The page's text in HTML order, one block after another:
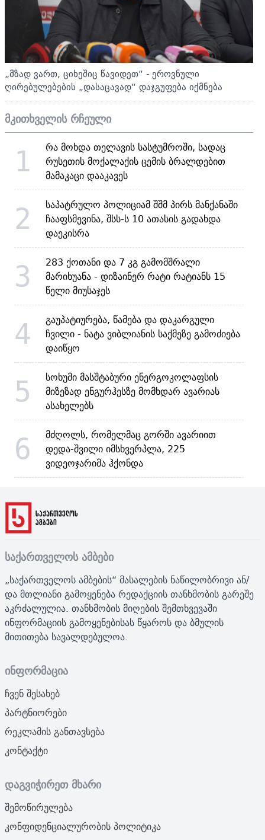
„მზად ვართ, ციხეშიც წავიდეთ“ - ეროვნული
ღირებულებების „დასაცავად“ დაჯგუფება იქმნება
მკითხველის რჩეული
1
რა მოხდა თელავის სასტუმროში, სადაც
რუსეთის მოქალაქის ცემის ბრალდებით
მამაკაცი დააკავეს
2
საპატრულო პოლიციამ შშმ პირს მანქანაში
ჩააფსმევინა, შსს-ს 10 ათასის გადახდა
დაეკისრა
3
283 ქოთანი და 7 კგ გამომშრალი
მარიხუანა - დიზაინერ რატი რატიანს 15
წელი მიუსაჯეს
4
გაუპატიურება, წამება და დაკარგული
ჩვილი - ნატა ვიბლიანის საქმეზე გამოძიება
დაიწყო
5
სოხუმი მასშტაბური ენერგოკოლაფსის
მიზეზად ენგურჰესზე მომხდარ ავარიას
ასახელებს
6
მძღოლს, რომელმაც გორში ავარიით
დედა-შვილი იმსხვერპლა, 225
ვიდეოჯარიმა ჰქონდა
საქართველოს ამბები
„საქართველოს ამბების“ მასალების ნაწილობრივი ან/
და მთლიანი გამოყენება რედაქციის თანხმობის გარეშე
აკრძალულია. თანხმობის მიღების შემთხვევაში
ინფორმაციის გამოყენებისას წყაროს და ბმულის
მითითება სავალდებულოა.
ინფორმაცია
ჩვენ შესახებ
პარტნიორები
რეკლამის განთავსება
კონტაქტი
დაგვიჭირეთ მხარი
შემოწირულება
კონფიდენციალურობის პოლიტიკა